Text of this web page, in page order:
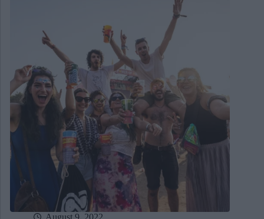
August 9, 2022